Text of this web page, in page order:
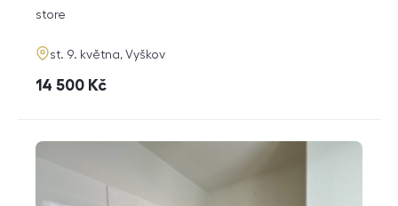
funkce
store
adresa
st. 9. května, Vyškov
cena
14 500 Kč